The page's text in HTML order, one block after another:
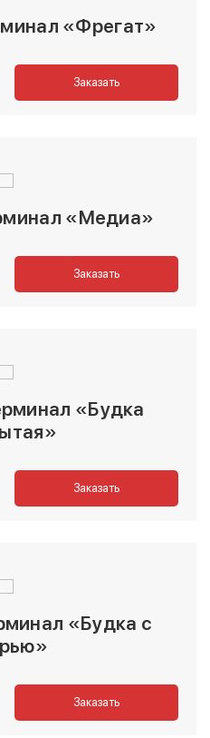
«Фрегат»
Заказать
«Медиа»
Заказать
«Будка
Заказать
«Будка с
Заказать